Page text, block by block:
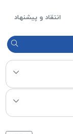
انتقاد و پیشنهاد